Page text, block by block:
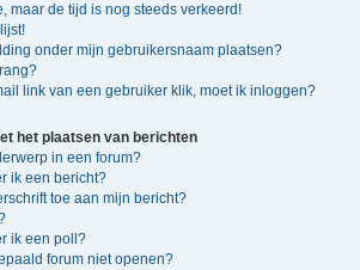
maar de tijd is nog steeds verkeerd!
onder mijn gebruikersnaam plaatsen?
link van een gebruiker klik, moet ik inloggen?
het plaatsen van berichten
in een forum?
ik een bericht?
toe aan mijn bericht?
ik een poll?
forum niet openen?